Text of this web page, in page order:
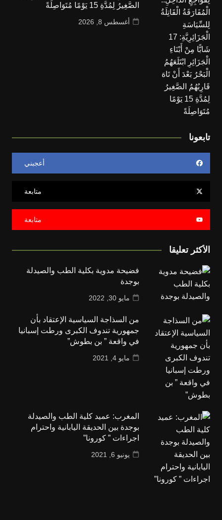
الصَّغِيرُ لِمُدَّةِ 15 يَوْمًا مُتَوَاصِلَةً
أغسطس 8, 2026
تابعونا
أعجبني
متابعة
متابعة
الأكثر تعليقا
فضيحة مدوية بكلية الطب والصيدلة
بوجدة
مايو 30, 2022
من السذاجة السياسية الإعتقاد بأن
جمهورية تندوف الكبرى ورطت إسبانيا
في واقعة ” بن بطوش”
مايو 4, 2021
المغرب: عميد كلية الطب والصيدلة
بوجدة بين الحديقة اليابانية واحترام
اجراءات ” كورونا”
يونيو 6, 2021